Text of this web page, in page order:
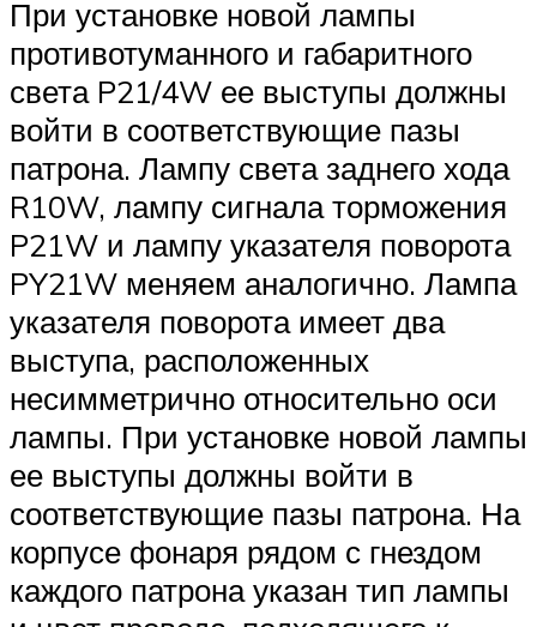
При установке новой лампы
противотуманного и габаритного
света P21/4W ее выступы должны
войти в соответствующие пазы
патрона. Лампу света заднего хода
R10W, лампу сигнала торможения
P21W и лампу указателя поворота
PY21W меняем аналогично. Лампа
указателя поворота имеет два
выступа, расположенных
несимметрично относительно оси
лампы. При установке новой лампы
ее выступы должны войти в
соответствующие пазы патрона. На
корпусе фонаря рядом с гнездом
каждого патрона указан тип лампы